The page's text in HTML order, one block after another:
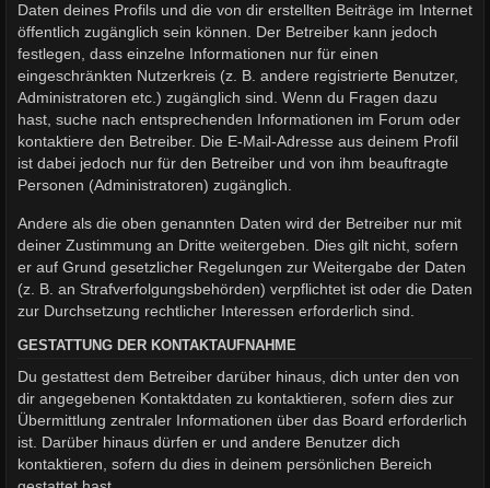
Daten deines Profils und die von dir erstellten Beiträge im Internet
öffentlich zugänglich sein können. Der Betreiber kann jedoch
festlegen, dass einzelne Informationen nur für einen
eingeschränkten Nutzerkreis (z. B. andere registrierte Benutzer,
Administratoren etc.) zugänglich sind. Wenn du Fragen dazu
hast, suche nach entsprechenden Informationen im Forum oder
kontaktiere den Betreiber. Die E-Mail-Adresse aus deinem Profil
ist dabei jedoch nur für den Betreiber und von ihm beauftragte
Personen (Administratoren) zugänglich.
Andere als die oben genannten Daten wird der Betreiber nur mit
deiner Zustimmung an Dritte weitergeben. Dies gilt nicht, sofern
er auf Grund gesetzlicher Regelungen zur Weitergabe der Daten
(z. B. an Strafverfolgungsbehörden) verpflichtet ist oder die Daten
zur Durchsetzung rechtlicher Interessen erforderlich sind.
GESTATTUNG DER KONTAKTAUFNAHME
Du gestattest dem Betreiber darüber hinaus, dich unter den von
dir angegebenen Kontaktdaten zu kontaktieren, sofern dies zur
Übermittlung zentraler Informationen über das Board erforderlich
ist. Darüber hinaus dürfen er und andere Benutzer dich
kontaktieren, sofern du dies in deinem persönlichen Bereich